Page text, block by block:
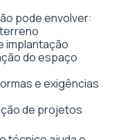
pode envolver:
implantação
do espaço
e exigências
de projetos